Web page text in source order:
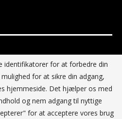
Policy
identifikatorer for at forbedre din
for at sikre din adgang,
hjemmeside. Det hjælper os med
og nem adgang til nyttige
for at acceptere vores brug